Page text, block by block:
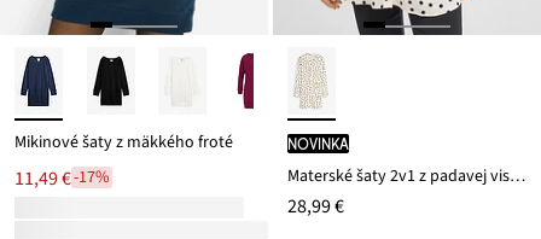
Mikinové šaty z mäkkého froté
11,49 €-17%
novinka
Materské šaty 2v1 z padavej viskózy
28,99 €